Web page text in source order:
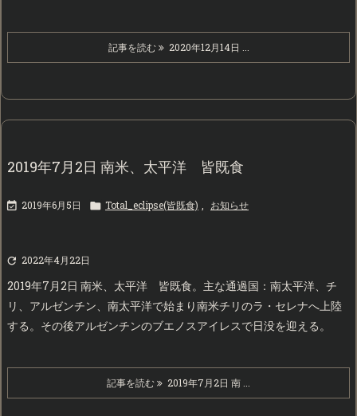
記事を読む 2020年12月14日 ...
2019年7月2日 南米、太平洋 皆既食
 2019年6月5日  Total_eclipse(皆既食) お知らせ
 2022年4月22日
2019年7月2日 南米、太平洋 皆既食。主な通過国：南太平洋、チ
リ、アルゼンチン、南太平洋で始まり南米チリのラ・セレナへ上陸
する。その後アルゼンチンのブエノスアイレスで日没を迎える。
記事を読む 2019年7月2日 南 ...